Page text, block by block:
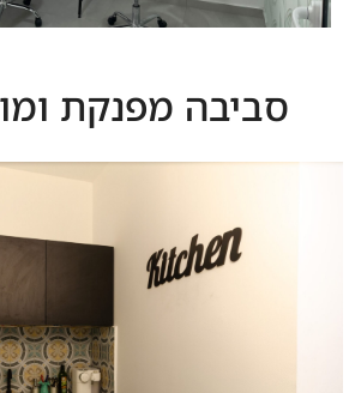
לקוסמטיקאית עם כניסה נפרדת
סביבה מפנקת